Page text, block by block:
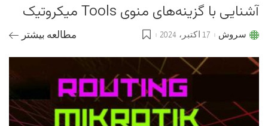
آشنایی با گزینه‌های منوی Tools میکروتیک
Postedسروش 17 اکتبر، 2024 مطالعه بیشتر